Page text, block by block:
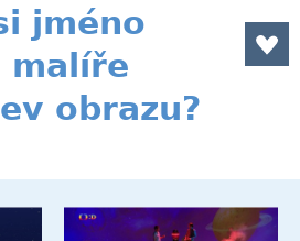
jméno
malíře
obrazu?